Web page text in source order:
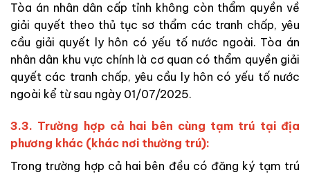
Tòa án nhân dân cấp tỉnh không còn thẩm quyền về
giải quyết theo thủ tục sơ thẩm các tranh chấp, yêu
cầu giải quyết ly hôn có yếu tố nước ngoài. Tòa án
nhân dân khu vực chính là cơ quan có thẩm quyền giải
quyết các tranh chấp, yêu cầu ly hôn có yếu tố nước
ngoài kể từ sau ngày 01/07/2025.
3.3. Trường hợp cả hai bên cùng tạm trú tại địa
phương khác (khác nơi thường trú):
Trong trường hợp cả hai bên đều có đăng ký tạm trú